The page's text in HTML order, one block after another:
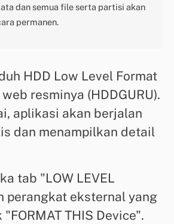
dan semua file serta partisi akan
permanen.
HDD Low Level Format
resminya (HDDGURU).
aplikasi akan berjalan
dan menampilkan detail
tab "LOW LEVEL
perangkat eksternal yang
THIS Device".